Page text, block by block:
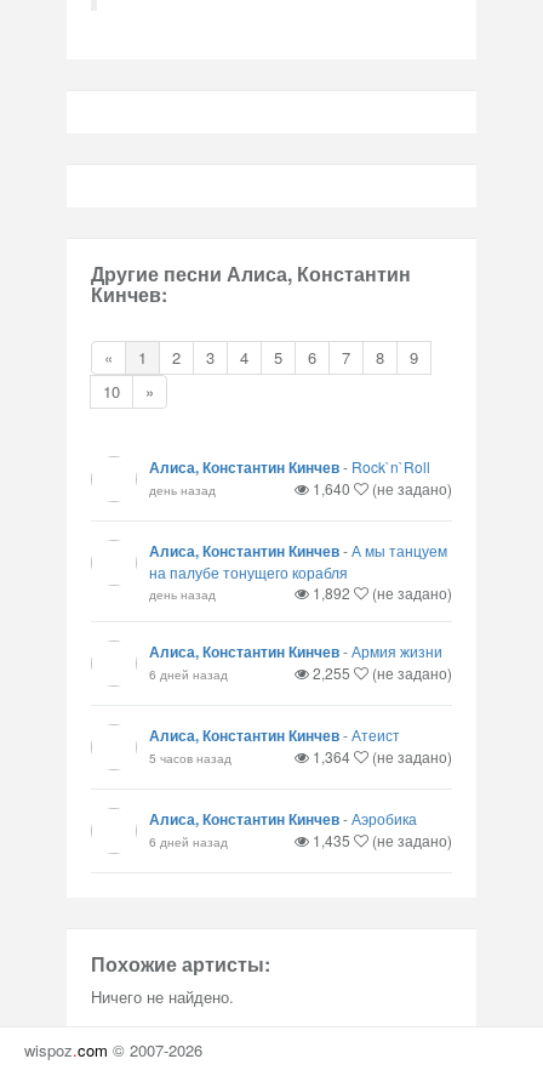
Другие песни Алиса, Константин
Кинчев:
« 1 2 3 4 5 6 7 8
9
10
»
Алиса, Константин Кинчев- Rock`n`Roll
день назад 1,640 (не задано)
Алиса, Константин Кинчев-А мы танцуем
на палубе тонущего корабля
день назад 1,892 (не задано)
Алиса, Константин Кинчев-Армия жизни
6 дней назад 2,255 (не задано)
Алиса, Константин Кинчев-Атеист
5 часов назад 1,364 (не задано)
Алиса, Константин Кинчев-Аэробика
6 дней назад 1,435 (не задано)
Похожие артисты:
Ничего не найдено.
wispoz.com © 2007-2026